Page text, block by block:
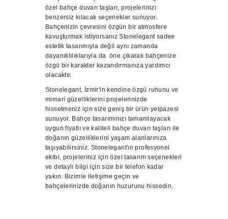
özel bahçe duvarı taşları, projelerinizi
benzersiz kılacak seçenekler sunuyor.
Bahçenizin çevresini özgün bir atmosfere
kavuşturmak istiyorsanız Stonelegant sadee
estetik tasarımıyla değil aynı zamanda
dayanıklılıklarıyla da öne çıkarak bahçenize
özgü bir karakter kazandırmanıza yardımcı
olacaktır.
Stonelegant, İzmir'in kendine özgü ruhunu ve
mimari güzelliklerini projelerinizde
hissetmeniz için size geniş bir ürün yelpazesi
sunuyor. Bahçe tasarımınızı tamamlayacak
uygun fiyatlı ve kaliteli bahçe duvarı taşları ile
doğanın güzelliklerini yaşam alanlarınıza
taşıyabilirsiniz. Stonelegant'ın profesyonel
ekibi, projeleriniz için özel tasarım seçenekleri
ve detaylı bilgi için size bir telefon kadar
yakın. Bizimle iletişime geçin ve
bahçelerinizde doğanın huzurunu hissedin.